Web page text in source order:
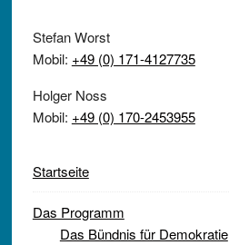
Stefan Worst
Mobil: +49 (0) 171-4127735
Holger Noss
Mobil: +49 (0) 170-2453955
Startseite
Das Programm
Das Bündnis für Demokratie